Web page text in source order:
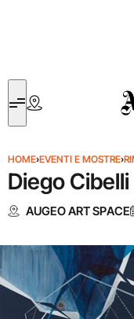
HOME›EVENTI E MOSTRE›
Diego
AUGEO ART SPACE